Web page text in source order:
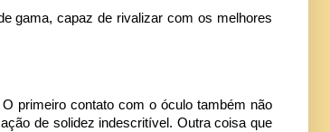
gama, capaz de rivalizar com os melhores
primeiro contato com o óculo também não
de solidez indescritível. Outra coisa que